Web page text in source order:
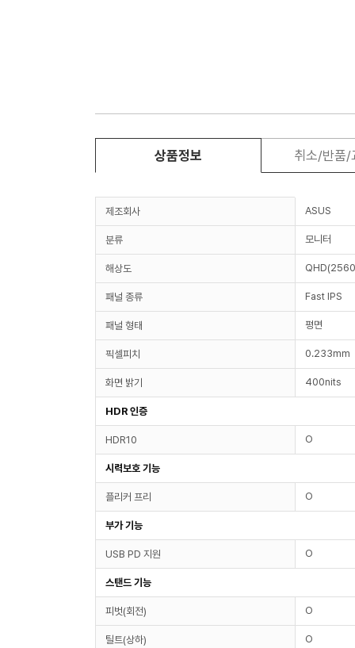
상품정보 취소/반품/
제조회사 ASUS
분류 모니터
해상도
패널 종류 Fast IPS
패널 형태 평면
픽셀피치 0.233mm
화면 밝기 400nits
HDR 인증
HDR10 O
시력보호 기능
플리커 프리 O
부가 기능
USB PD 지원 O
스탠드 기능
피벗(회전) O
틸트(상하) O